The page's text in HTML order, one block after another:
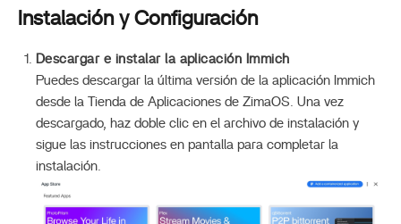
Instalación y Configuración
Descargar e instalar la aplicación Immich
Puedes descargar la última versión de la aplicación Immich
desde la Tienda de Aplicaciones de ZimaOS. Una vez
descargado, haz doble clic en el archivo de instalación y
sigue las instrucciones en pantalla para completar la
instalación.